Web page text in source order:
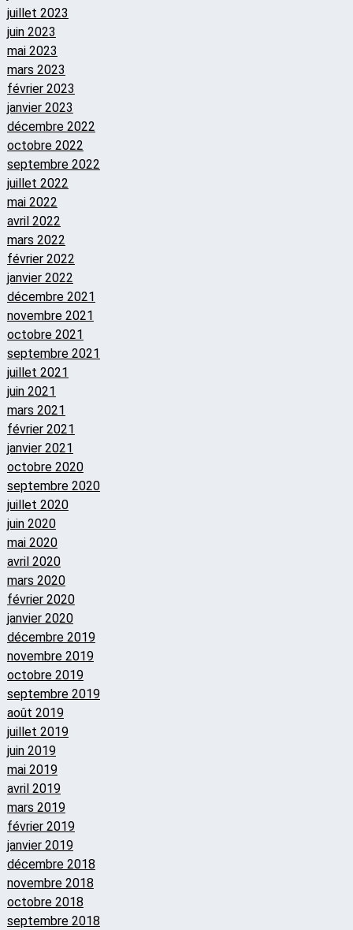
juillet 2023
juin 2023
mai 2023
mars 2023
février 2023
janvier 2023
décembre 2022
octobre 2022
septembre 2022
juillet 2022
mai 2022
avril 2022
mars 2022
février 2022
janvier 2022
décembre 2021
novembre 2021
octobre 2021
septembre 2021
juillet 2021
juin 2021
mars 2021
février 2021
janvier 2021
octobre 2020
septembre 2020
juillet 2020
juin 2020
mai 2020
avril 2020
mars 2020
février 2020
janvier 2020
décembre 2019
novembre 2019
octobre 2019
septembre 2019
août 2019
juillet 2019
juin 2019
mai 2019
avril 2019
mars 2019
février 2019
janvier 2019
décembre 2018
novembre 2018
octobre 2018
septembre 2018